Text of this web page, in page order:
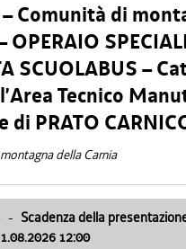
Comunità di
OPERAIO
SCUOLABUS –
Tecnico
di PRATO
della Carnia
- Scadenza della
12:00